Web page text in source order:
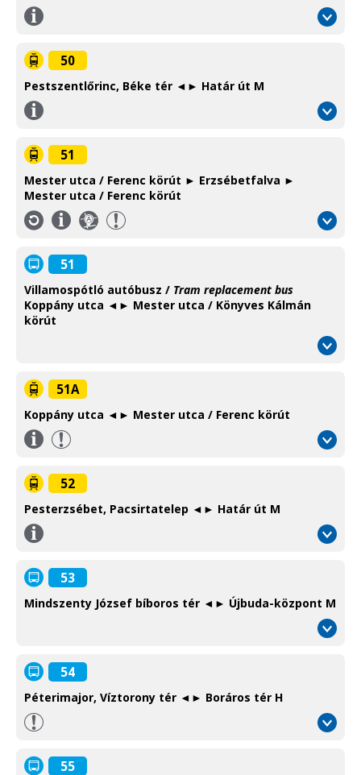
Információ
Information
50
Pestszentlőrinc, Béke tér ◄► Határ út M
Információ
Information
51
Mester utca / Ferenc körút ► Erzsébetfalva ►
Mester utca / Ferenc körút
Információ
Information
Térkép
Map
51
Villamospótló autóbusz / Tram replacement bus
Koppány utca ◄► Mester utca / Könyves Kálmán
körút
51A
Koppány utca ◄► Mester utca / Ferenc körút
Információ
Information
52
Pesterzsébet, Pacsirtatelep ◄► Határ út M
Információ
Information
53
Mindszenty József bíboros tér ◄► Újbuda-központ M
54
Péterimajor, Víztorony tér ◄► Boráros tér H
55